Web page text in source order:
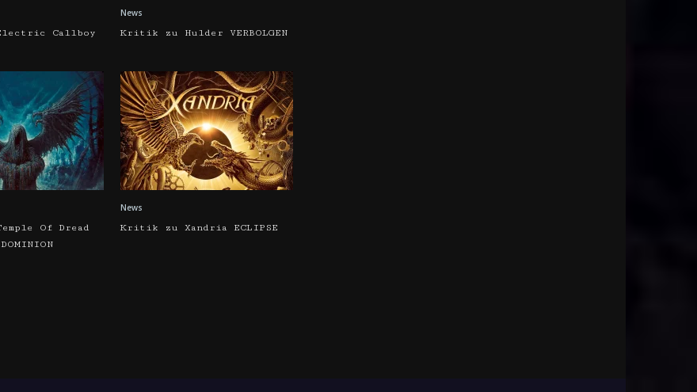
Callboy
News
Kritik zu Hulder VERBOLGEN
Of Dread
DOMINION
News
Kritik zu Xandria ECLIPSE